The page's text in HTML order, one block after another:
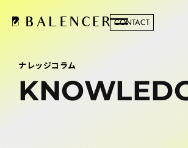
CONTACT
ナレッジコラム